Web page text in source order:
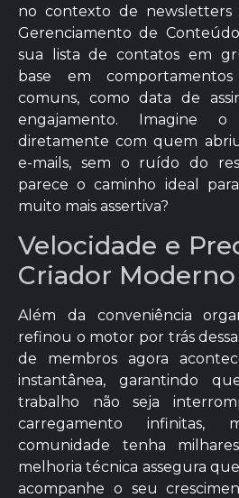
no contexto de newsletters
Gerenciamento de
sua lista de contatos em
base em
comuns, como data de
engajamento. Imagine
diretamente com quem
e-mails, sem o ruído do
parece o caminho ideal
muito mais assertiva?
Velocidade e
Criador Moderno
Além da conveniência
refinou o motor por trás
de membros agora
instantânea, garantindo
trabalho não seja
carregamento infinitas,
comunidade tenha
melhoria técnica assegura
acompanhe o seu